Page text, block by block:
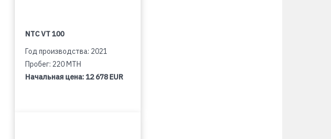
NTC VT 100
Год производства: 2021
Пробег: 220 MTH
Начальная цена:12 678 EUR